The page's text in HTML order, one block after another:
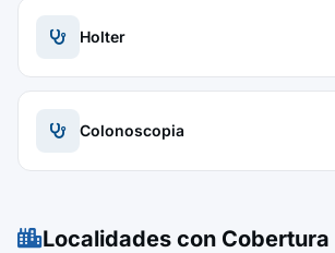
Holter
Colonoscopia
Localidades con Cobertura